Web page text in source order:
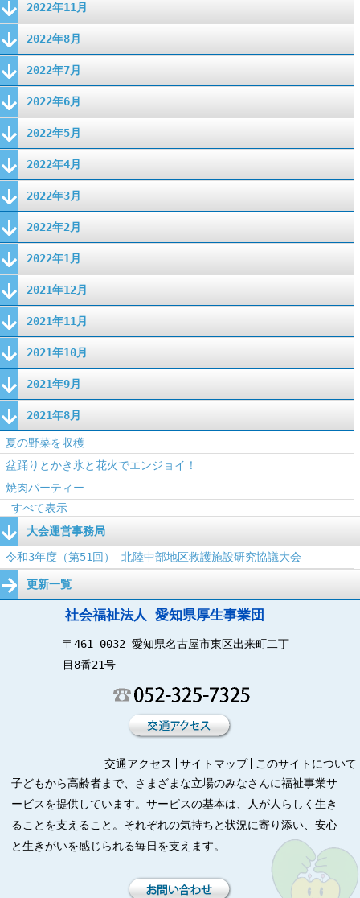
2022年11月
2022年8月
2022年7月
2022年6月
2022年5月
2022年4月
2022年3月
2022年2月
2022年1月
2021年12月
2021年11月
2021年10月
2021年9月
2021年8月
夏の野菜を収穫
盆踊りとかき氷と花火でエンジョイ！
焼肉パーティー
すべて表示
大会運営事務局
令和3年度（第51回） 北陸中部地区救護施設研究協議大会
更新一覧
社会福祉法人 愛知県厚生事業団
〒461-0032 愛知県名古屋市東区出来町二丁
目8番21号
交通アクセス サイトマップ
このサイトについて
子どもから高齢者まで、さまざまな立場のみなさんに福祉事業サ
ービスを提供しています。サービスの基本は、人が人らしく生き
ることを支えること。それぞれの気持ちと状況に寄り添い、安心
と生きがいを感じられる毎日を支えます。